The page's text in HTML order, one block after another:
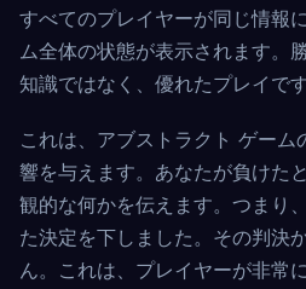
すべてのプレイヤーが同じ情報
ム全体の状態が表示されます。
知識ではなく、優れたプレイです
これは、アブストラクト ゲーム
響を与えます。あなたが負けた
観的な何かを伝えます。つまり
た決定を下しました。その判決
ん。これは、プレイヤーが非常